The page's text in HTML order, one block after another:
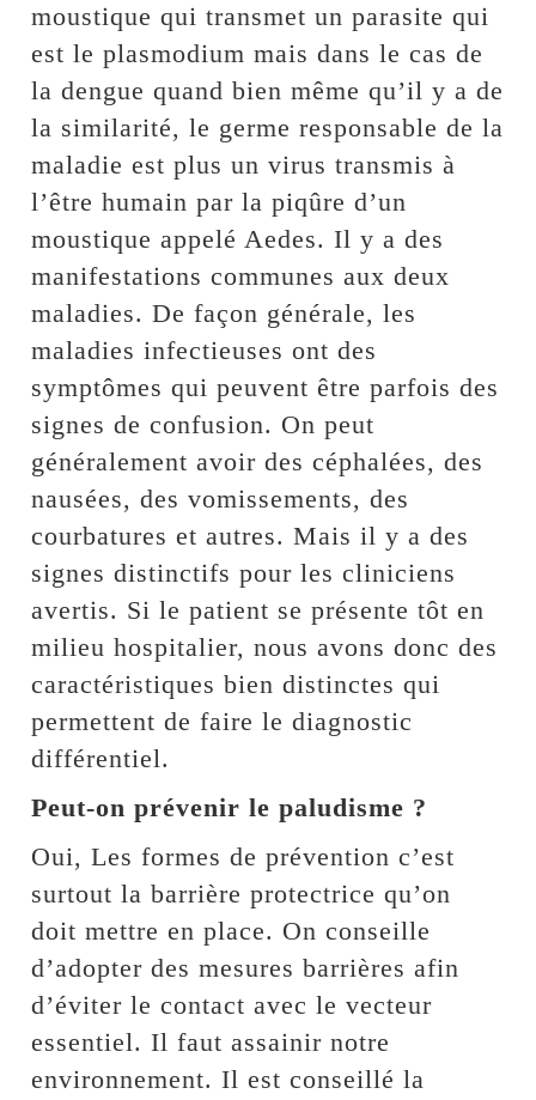
moustique qui transmet un parasite qui
est le plasmodium mais dans le cas de
la dengue quand bien même qu’il y a de
la similarité, le germe responsable de la
maladie est plus un virus transmis à
l’être humain par la piqûre d’un
moustique appelé Aedes. Il y a des
manifestations communes aux deux
maladies. De façon générale, les
maladies infectieuses ont des
symptômes qui peuvent être parfois des
signes de confusion. On peut
généralement avoir des céphalées, des
nausées, des vomissements, des
courbatures et autres. Mais il y a des
signes distinctifs pour les cliniciens
avertis. Si le patient se présente tôt en
milieu hospitalier, nous avons donc des
caractéristiques bien distinctes qui
permettent de faire le diagnostic
différentiel.
Peut-on prévenir le paludisme ?
Oui, Les formes de prévention c’est
surtout la barrière protectrice qu’on
doit mettre en place. On conseille
d’adopter des mesures barrières afin
d’éviter le contact avec le vecteur
essentiel. Il faut assainir notre
environnement. Il est conseillé la